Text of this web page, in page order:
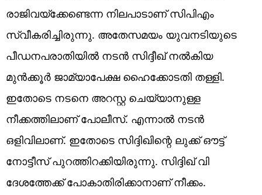
രാജിവയ്ക്കേണ്ടെന്ന നിലപാടാണ് സിപിഎം
സ്വീകരിച്ചിരുന്നു. അതേസമയം യുവനടിയുടെ
പീഡനപരാതിയിൽ നടൻ സിദ്ദീഖ് നൽകിയ
മുൻക്കൂർ ജാമ്യാപേക്ഷ ഹൈക്കോടതി തള്ളി.
ഇതോടെ നടനെ അറസ്റ്റ ചെയ്യാനുള്ള
നീക്കത്തിലാണ് പോലീസ്. എന്നാൽ നടൻ
ഒളിവിലാണ്. ഇതോടെ സിദ്ദിഖിന്റെ ലുക്ക് ഔട്ട്
നോട്ടീസ് പുറത്തിറക്കിയിരുന്നു. സിദ്ദിഖ് വി​
ദേശത്തേക്ക് പോകാതിരിക്കാനാണ് നീക്കം.